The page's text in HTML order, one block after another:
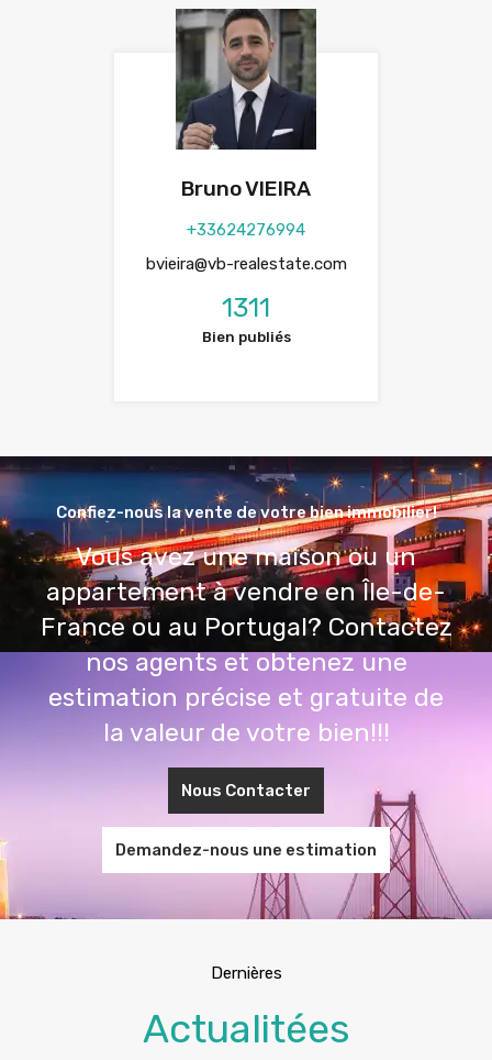
Bruno VIEIRA
+33624276994
bvieira@vb-realestate.com
1311
Bien publiés
Confiez-nous la vente de votre bien immobilier!
Vous avez une maison ou un
appartement à vendre en Île-de-
France ou au Portugal? Contactez
nos agents et obtenez une
estimation précise et gratuite de
la valeur de votre bien!!!
Nous Contacter
Demandez-nous une estimation
Dernières
Actualitées